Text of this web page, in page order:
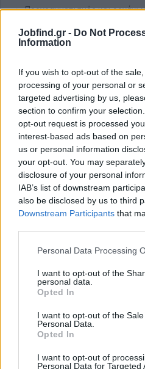
Jobfind.gr - Do Not
Information
If you wish to opt-out of the
processing of your personal or
targeted advertising by us,
section to confirm your
opt-out request is processed
interest-based ads based on
us or personal information
your opt-out. You may
disclosure of your personal
IAB’s list of downstream
also be disclosed by us to third
Downstream Participants that
Personal Data Processing
I want to opt-out of the
personal data.
Opted In
I want to opt-out of the
Personal Data.
Opted In
I want to opt-out of
Personal Data for Targeted
Προγραμματισμός και
Ευθύνη της διατήρησης
spa
Ευγένεια και φιλική διάθεση
Αντιληπτική ικανότητα
Επαγγελματική εμφάνιση και
Ικανότητα διαχείρισης
εξυπηρέτηση τους
Επικοινωνιακές δεξιότητες
Παροχές
Ο Όμιλος προσφέρει:
Ευχάριστο περιβάλλον
Διατροφή
Δυνατότητα επαγγελματικής
Μισθός 1.000€ - 1.300€